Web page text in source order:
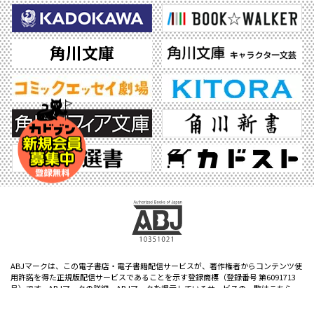
ABJマークは、この電子書店・電子書籍配信サービスが、著作権者からコンテンツ使
用許諾を得た正規版配信サービスであることを示す登録商標（登録番号 第6091713
号）です。ABJマークの詳細、ABJマークを掲示しているサービスの一覧はこちら。